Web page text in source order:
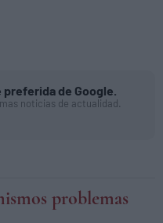
de Google.
noticias de actualidad.
problemas